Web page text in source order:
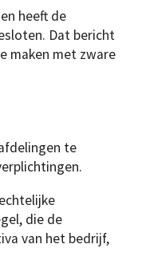
heeft de
Dat bericht
maken met zware
te
die de
van het bedrijf,